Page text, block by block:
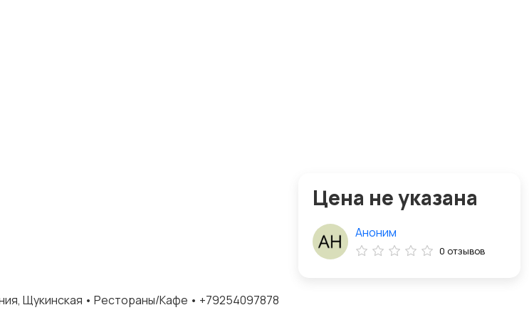
Щукинская • Рестораны/Кафе • +79254097878
Цена не указана
Аноним
0 отзывов